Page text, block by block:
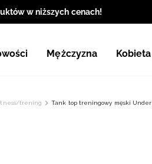
w niższych cenach!
Mężczyzna Kobieta
trening Tank top treningowy męski Under